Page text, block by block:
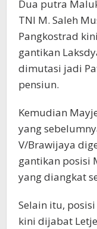
Dua putra
TNI M. Saleh
Pangkostrad
gantikan
dimutasi jadi
pensiun.
Kemudian
yang
V/Brawijaya
gantikan posisi
yang diangkat
Selain itu,
kini dijabat